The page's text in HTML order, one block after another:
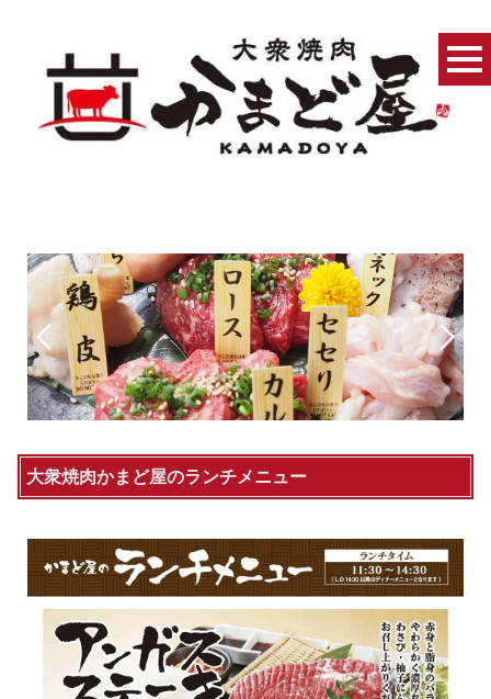
大衆焼肉かまど屋のランチメニュー